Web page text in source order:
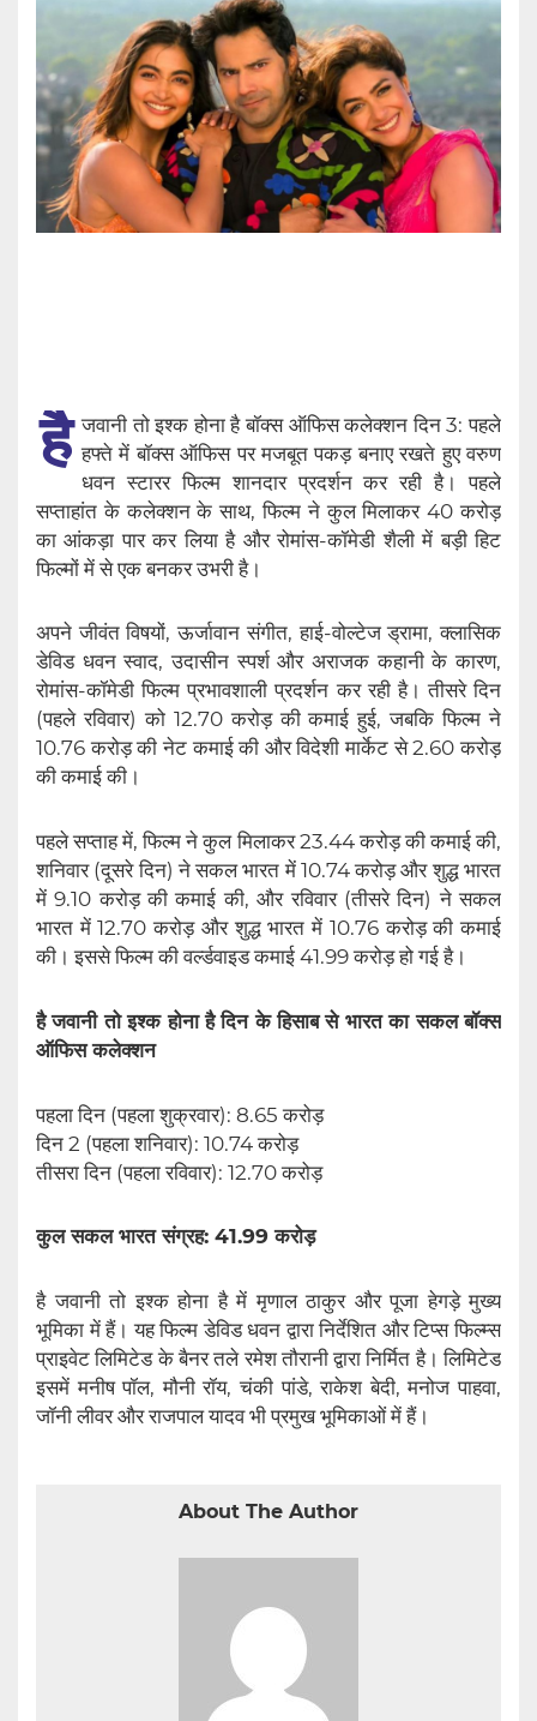
है जवानी तो इश्क होना है बॉक्स ऑफिस कलेक्शन दिन 3: पहले
हफ्ते में बॉक्स ऑफिस पर मजबूत पकड़ बनाए रखते हुए वरुण
धवन स्टारर फिल्म शानदार प्रदर्शन कर रही है। पहले
सप्ताहांत के कलेक्शन के साथ, फिल्म ने कुल मिलाकर 40 करोड़
का आंकड़ा पार कर लिया है और रोमांस-कॉमेडी शैली में बड़ी हिट
फिल्मों में से एक बनकर उभरी है।
अपने जीवंत विषयों, ऊर्जावान संगीत, हाई-वोल्टेज ड्रामा, क्लासिक
डेविड धवन स्वाद, उदासीन स्पर्श और अराजक कहानी के कारण,
रोमांस-कॉमेडी फिल्म प्रभावशाली प्रदर्शन कर रही है। तीसरे दिन
(पहले रविवार) को 12.70 करोड़ की कमाई हुई, जबकि फिल्म ने
10.76 करोड़ की नेट कमाई की और विदेशी मार्केट से 2.60 करोड़
की कमाई की।
पहले सप्ताह में, फिल्म ने कुल मिलाकर 23.44 करोड़ की कमाई की,
शनिवार (दूसरे दिन) ने सकल भारत में 10.74 करोड़ और शुद्ध भारत
में 9.10 करोड़ की कमाई की, और रविवार (तीसरे दिन) ने सकल
भारत में 12.70 करोड़ और शुद्ध भारत में 10.76 करोड़ की कमाई
की। इससे फिल्म की वर्ल्डवाइड कमाई 41.99 करोड़ हो गई है।
है जवानी तो इश्क होना है दिन के हिसाब से भारत का सकल बॉक्स
ऑफिस कलेक्शन
पहला दिन (पहला शुक्रवार): 8.65 करोड़
दिन 2 (पहला शनिवार): 10.74 करोड़
तीसरा दिन (पहला रविवार): 12.70 करोड़
कुल सकल भारत संग्रह: 41.99 करोड़
है जवानी तो इश्क होना है में मृणाल ठाकुर और पूजा हेगड़े मुख्य
भूमिका में हैं। यह फिल्म डेविड धवन द्वारा निर्देशित और टिप्स फिल्म्स
प्राइवेट लिमिटेड के बैनर तले रमेश तौरानी द्वारा निर्मित है। लिमिटेड
इसमें मनीष पॉल, मौनी रॉय, चंकी पांडे, राकेश बेदी, मनोज पाहवा,
जॉनी लीवर और राजपाल यादव भी प्रमुख भूमिकाओं में हैं।
About The Author